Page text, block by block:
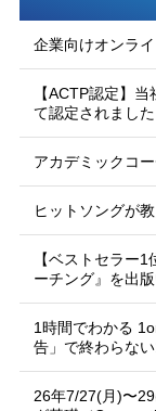
企業向けオンラ
【ACTP認定】
て認定されました
アカデミックコ
ヒットソングが
【ベストセラー
ーチング』を出
1時間でわかる
告」で終わらな
26年7/27(月)〜